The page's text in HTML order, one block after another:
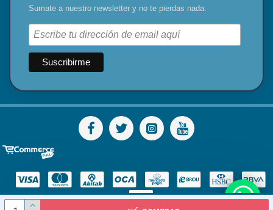
Sumate a nuestro newsletter y no te pierdas nada.